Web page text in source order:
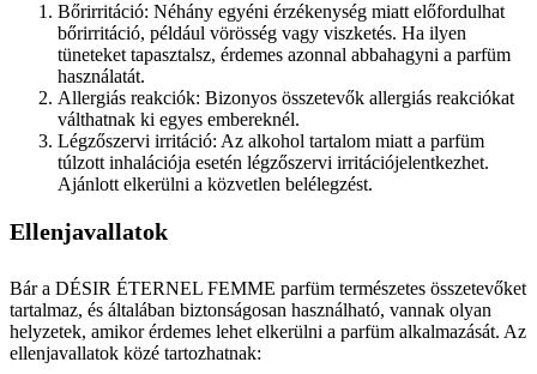
Bőrirritáció: Néhány egyéni érzékenység miatt előfordulhat
bőrirritáció, például vörösség vagy viszketés. Ha ilyen
tüneteket tapasztalsz, érdemes azonnal abbahagyni a parfüm
használatát.
Allergiás reakciók: Bizonyos összetevők allergiás reakciókat
válthatnak ki egyes embereknél.
Légzőszervi irritáció: Az alkohol tartalom miatt a parfüm
túlzott inhalációja esetén légzőszervi irritációjelentkezhet.
Ajánlott elkerülni a közvetlen belélegzést.
Ellenjavallatok
Bár a DÉSIR ÉTERNEL FEMME parfüm természetes összetevőket
tartalmaz, és általában biztonságosan használható, vannak olyan
helyzetek, amikor érdemes lehet elkerülni a parfüm alkalmazását. Az
ellenjavallatok közé tartozhatnak: